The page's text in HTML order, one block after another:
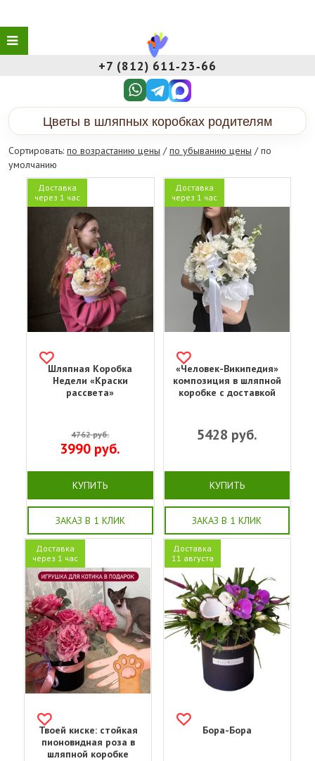
+7 (812) 611‑23‑66
Цветы в шляпных коробках родителям
Сортировать: по возрастанию цены /по убыванию цены / по
умолчанию
Доставка
через 1 час
Шляпная Коробка
Недели «Краски
рассвета»
4762руб.
3990 руб.
КУПИТЬ
ЗАКАЗ В 1 КЛИК
Доставка
через 1 час
«Человек-Википедия»
композиция в шляпной
коробке с доставкой
5428 руб.
КУПИТЬ
ЗАКАЗ В 1 КЛИК
Доставка
через 1 час
Твоей киске: стойкая
пионовидная роза в
шляпной коробке
Доставка
11 августа
Бора-Бора